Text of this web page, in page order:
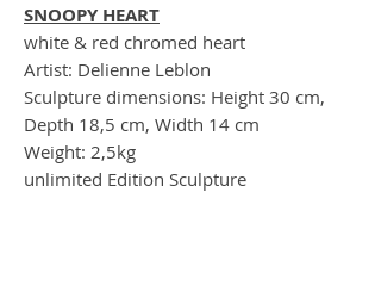
SNOOPY HEART
white & red chromed heart
Artist: Delienne Leblon
Sculpture dimensions: Height 30 cm,
Depth 18,5 cm, Width 14 cm
Weight: 2,5kg
unlimited Edition Sculpture